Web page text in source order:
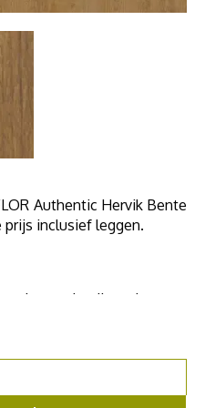
Authentic Hervik Bente
prijs inclusief leggen.
charme in elke ruimte en
extra touch, een ‘Natural
toe. De 150 x 23 cm grote
kleuren worden
per kleur, hierdoor